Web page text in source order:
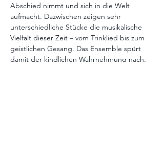
Abschied nimmt und sich in die Welt
aufmacht. Dazwischen zeigen sehr
unterschiedliche Stücke die musikalische
Vielfalt dieser Zeit – vom Trinklied bis zum
geistlichen Gesang. Das Ensemble spürt
damit der kindlichen Wahrnehmung nach,